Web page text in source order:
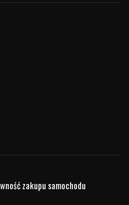
zakupu samochodu